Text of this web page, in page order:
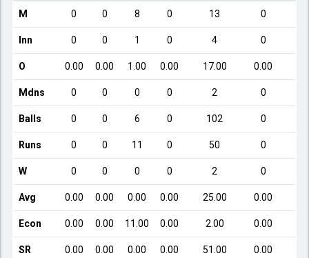
M 0 0 8 0 13 0
Inn 0 0 1 0 4 0
O 0.00 0.00 1.00 0.00 17.00 0.00
Mdns 0 0 0 0 2 0
Balls 0 0 6 0 102 0
Runs 0 0 11 0 50 0
W 0 0 0 0 2 0
Avg 0.00 0.00 0.00 0.00 25.00 0.00
Econ 0.00 0.00 11.00 0.00 2.00 0.00
SR 0.00 0.00 0.00 0.00 51.00 0.00